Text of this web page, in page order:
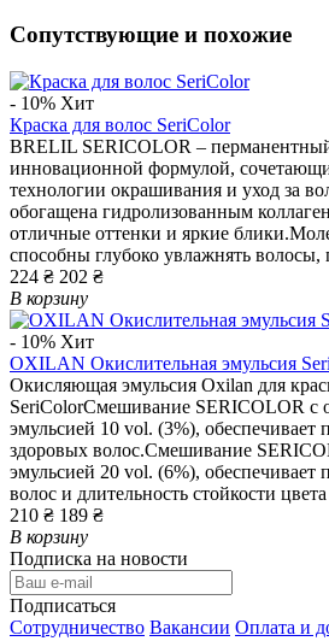
Сопутствующие и похожие
- 10% Хит
Краска для волос SeriColor
BRELIL SERICOLOR –
инновационной формулой,
технологии окрашивания и уход за
обогащена гидролизованным
отличные оттенки и яркие
способны глубоко увлажнять волосы,
224 ₴ 202 ₴
В корзину
- 10% Хит
OXILAN Окислительная эмульсия
Окисляющая эмульсия Oxilan для
SeriColorСмешивание SERICOLOR с
эмульсией 10 vol. (3%), обеспечивает
здоровых волос.Смешивание
эмульсией 20 vol. (6%), обеспечивает
волос и длительность стойкости
210 ₴ 189 ₴
В корзину
Подписка на новости
Подписаться
Сотрудничество Вакансии Оплата и